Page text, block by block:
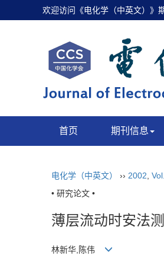
欢迎访问《电化学（中英文）》
首页 期刊信息
电化学（中英文） ›› 2002
• 研究论文 •
薄层流动时安法
林新华,陈伟